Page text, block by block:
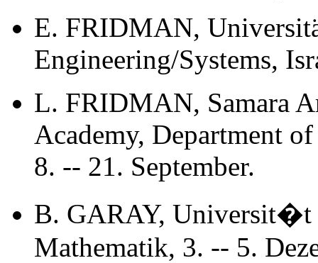
E. FRIDMAN,
Engineering/Systems,
L. FRIDMAN, Samara
Academy, Department
8. -- 21. September.
B. GARAY,
Mathematik, 3. -- 5.